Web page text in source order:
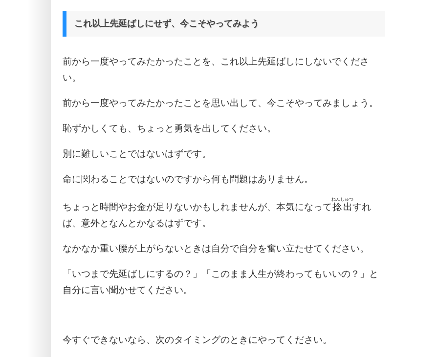
これ以上先延ばしにせず、今こそやってみよう
前から一度やってみたかったことを、これ以上先延ばしにしないでくださ
い。
前から一度やってみたかったことを思い出して、今こそやってみましょう。
恥ずかしくても、ちょっと勇気を出してください。
別に難しいことではないはずです。
命に関わることではないのですから何も問題はありません。
ちょっと時間やお金が足りないかもしれませんが、本気になって捻出
ねんしゅつ
すれ
ば、意外となんとかなるはずです。
なかなか重い腰が上がらないときは自分で自分を奮い立たせてください。
「いつまで先延ばしにするの？」「このまま人生が終わってもいいの？」と
自分に言い聞かせてください。
今すぐできないなら、次のタイミングのときにやってください。